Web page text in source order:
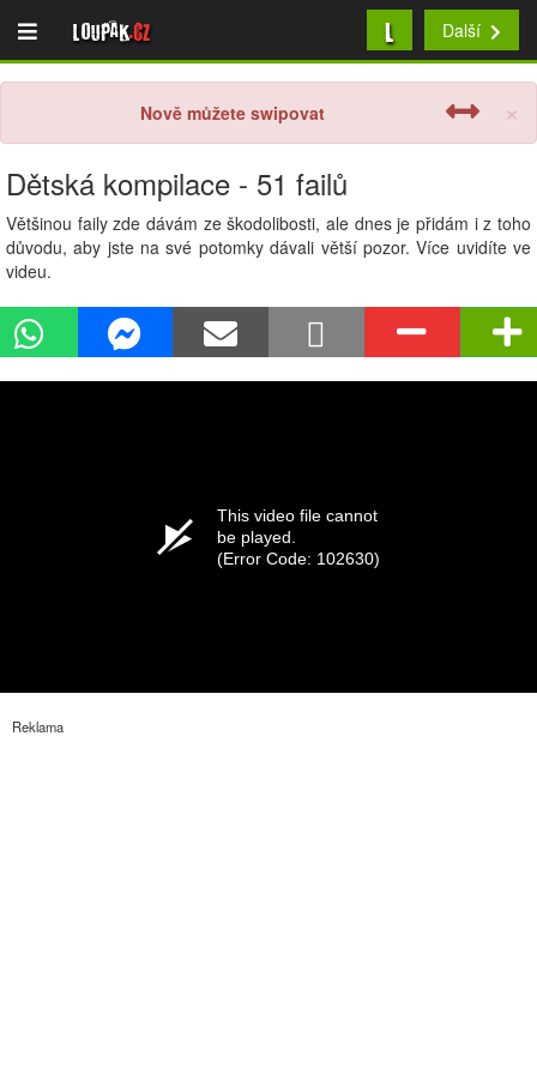
Loupak.cz L Další
×
Nově můžete swipovat
Dětská kompilace - 51 failů
Většinou faily zde dávám ze škodolibosti, ale dnes je přidám i z toho
důvodu, aby jste na své potomky dávali větší pozor. Více uvidíte ve
videu.
This video file cannot
be played.
(Error Code: 102630)
Reklama